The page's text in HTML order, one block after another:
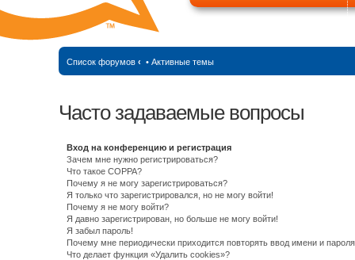
Список форумов ‹ • Активные темы
Часто задаваемые вопросы
Вход на конференцию и регистрация
Зачем мне нужно регистрироваться?
Что такое COPPA?
Почему я не могу зарегистрироваться?
Я только что зарегистрировался, но не могу войти!
Почему я не могу войти?
Я давно зарегистрирован, но больше не могу войти!
Я забыл пароль!
Почему мне периодически приходится повторять ввод имени и
Что делает функция «Удалить cookies»?